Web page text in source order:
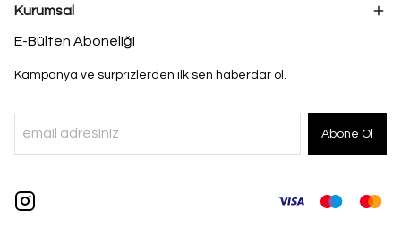
Kurumsal
E-Bülten Aboneliği
Kampanya ve sürprizlerden ilk sen haberdar ol.
Abone Ol